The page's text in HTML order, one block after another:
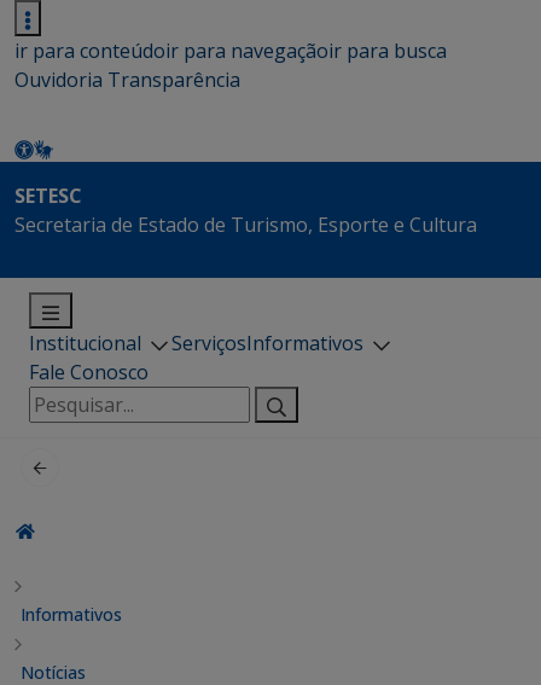
ir para conteúdoir para navegaçãoir para busca
Ouvidoria Transparência
SETESC
Secretaria de Estado de Turismo, Esporte e Cultura
Institucional ServiçosInformativos
Fale Conosco
Pesquisar
por:
Informativos
Notícias